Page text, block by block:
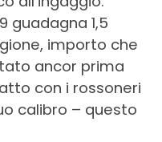
guadagna 1,5
importo che
ancor prima
con i rossoneri
calibro – questo